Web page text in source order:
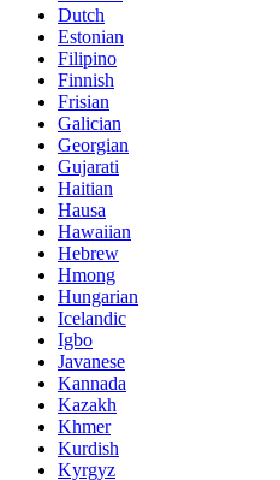
Dutch
Estonian
Filipino
Finnish
Frisian
Galician
Georgian
Gujarati
Haitian
Hausa
Hawaiian
Hebrew
Hmong
Hungarian
Icelandic
Igbo
Javanese
Kannada
Kazakh
Khmer
Kurdish
Kyrgyz